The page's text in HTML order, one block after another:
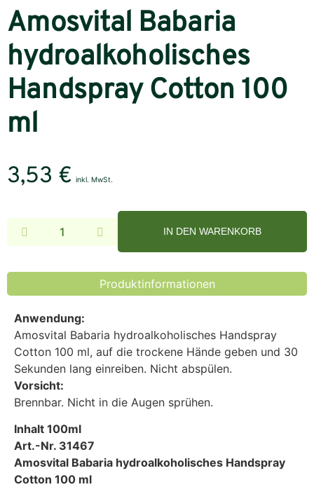
Amosvital Babaria
hydroalkoholisches
Handspray Cotton 100
ml
3,53 € inkl. MwSt.
IN DEN WARENKORB
Alternative:
Produktinformationen
Anwendung:
Amosvital Babaria hydroalkoholisches Handspray
Cotton 100 ml, auf die trockene Hände geben und 30
Sekunden lang einreiben. Nicht abspülen.
Vorsicht:
Brennbar. Nicht in die Augen sprühen.
Inhalt 100ml
Art.-Nr. 31467
Amosvital Babaria hydroalkoholisches Handspray
Cotton 100 ml